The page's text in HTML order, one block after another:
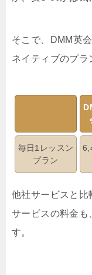
そこで、DMM英
ネイティブのプラ
毎日1レッスン
プラン
他社サービスと
サービスの料金も
す。